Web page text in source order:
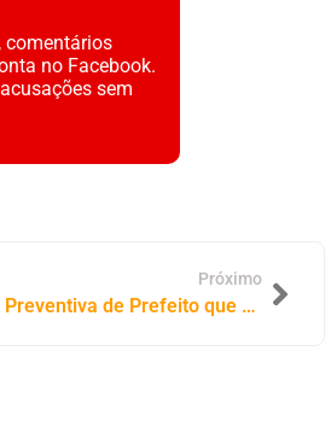
comentários
no Facebook.
sem
Próximo
Justiça do Maranhão Determina Prisão Preventiva de Prefeito que Confessou Homicídio de Policial Militar